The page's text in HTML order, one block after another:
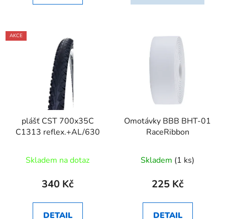
AKCE
plášť CST 700x35C
C1313 reflex.+AL/630
Skladem na dotaz
340 Kč
DETAIL
Omotávky BBB BHT-01
RaceRibbon
Skladem (1 ks)
225 Kč
DETAIL